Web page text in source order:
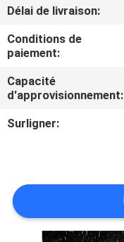
CONTRÔLE
DE
QUALITÉ
NOUS
CONTACTER
CAS
Délai de livraison:
Conditions de
paiement:
Capacité
d'approvisionnement:
Surligner: